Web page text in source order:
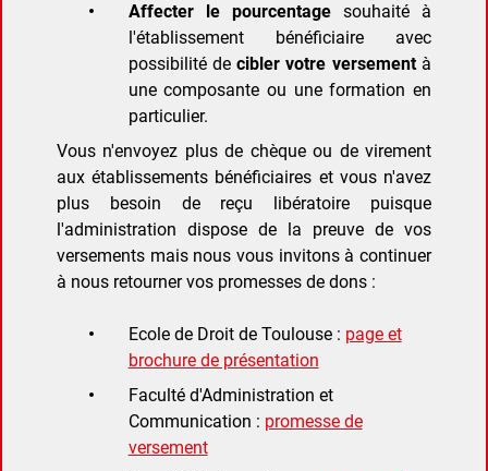
Affecter le pourcentagesouhaité à
l'établissement bénéficiaire avec
possibilité decibler votre versementà
une composante ou une formation en
particulier.
Vous n'envoyez plus de chèque ou de virement
aux établissements bénéficiaires et vous n'avez
plus besoin de reçu libératoire puisque
l'administration dispose de la preuve de vos
versements mais nous vous invitons à continuer
à nous retourner vos promesses de dons :
Ecole de Droit de Toulouse : page et
brochure de présentation
Faculté d'Administration et
Communication : promesse de
versement